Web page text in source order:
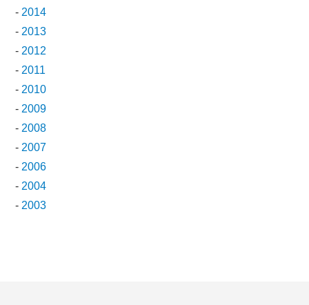
- 2014
- 2013
- 2012
- 2011
- 2010
- 2009
- 2008
- 2007
- 2006
- 2004
- 2003